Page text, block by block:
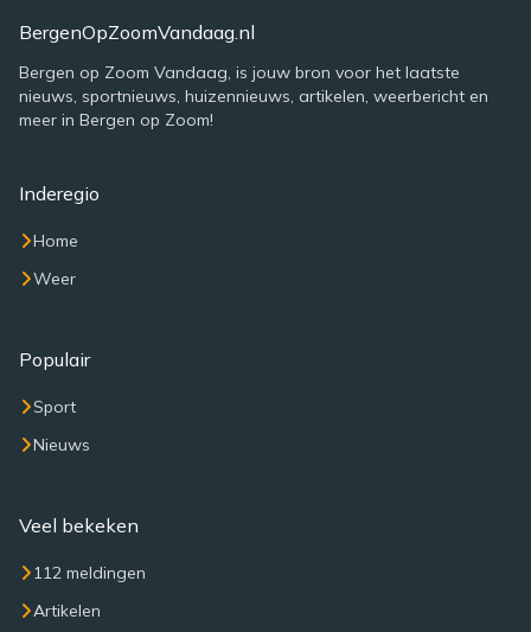
BergenOpZoomVandaag.nl
Bergen op Zoom Vandaag, is jouw bron voor het laatste
nieuws, sportnieuws, huizennieuws, artikelen, weerbericht en
meer in Bergen op Zoom!
Inderegio
Home
Weer
Populair
Sport
Nieuws
Veel bekeken
112 meldingen
Artikelen